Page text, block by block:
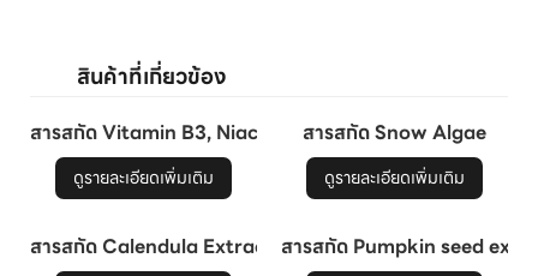
สารสกัด Vitamin B3, Niacinamide
ดูรายละเอียดเพิ่มเติม
สารสกัด Snow Algae
ดูรายละเอียดเพิ่มเติม
สารสกัด Calendula Extract สารสกัด Pumpkin seed